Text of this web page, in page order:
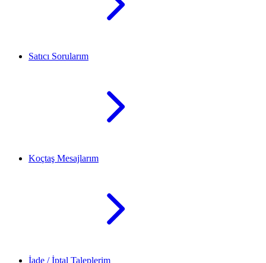
Satıcı Sorularım
Koçtaş Mesajlarım
İade / İptal Taleplerim